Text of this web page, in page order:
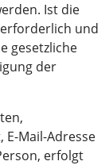
Ist die
und
gesetzliche
der
E-Mail-Adresse
erfolgt